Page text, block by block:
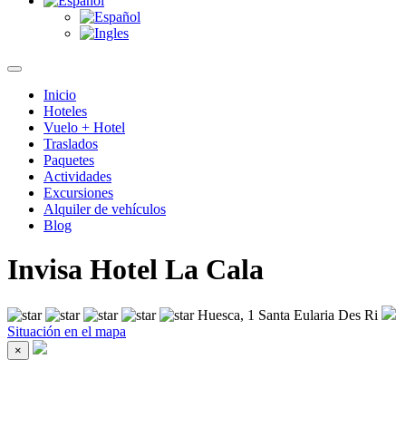
Inicio
Hoteles
Vuelo + Hotel
Traslados
Paquetes
Actividades
Excursiones
Alquiler de vehículos
Blog
Invisa Hotel La Cala
Huesca, 1 Santa Eularia Des Ri
Situación en el mapa
×